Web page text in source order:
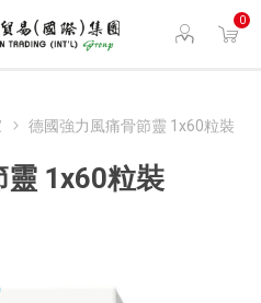
0
德國強力風痛骨節靈 1x60粒裝
1x60粒裝